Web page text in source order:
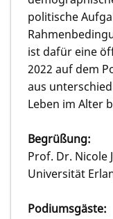
politische
ist dafür eine
2022 auf dem
aus
Leben im Alter
Begrüßung:
Prof. Dr. Nicole
Universität
Podiumsgäste: